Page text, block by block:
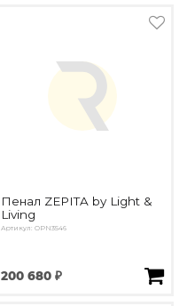
Пенал ZEPITA by Light &
Living
Артикул: OPN3546
200 680 ₽